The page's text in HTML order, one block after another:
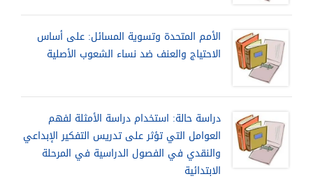
الأمم المتحدة وتسوية المسائل: على أساس
الاحتياج والعنف ضد نساء الشعوب الأصلية
دراسة حالة: استخدام دراسة الأمثلة لفهم
العوامل التي تؤثر على تدريس التفكير الإبداعي
والنقدي في الفصول الدراسية في المرحلة
الابتدائية